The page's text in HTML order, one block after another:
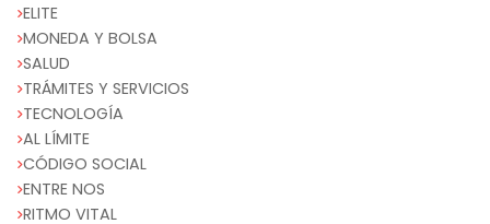
ELITE
MONEDA Y BOLSA
SALUD
TRÁMITES Y SERVICIOS
TECNOLOGÍA
AL LÍMITE
CÓDIGO SOCIAL
ENTRE NOS
RITMO VITAL